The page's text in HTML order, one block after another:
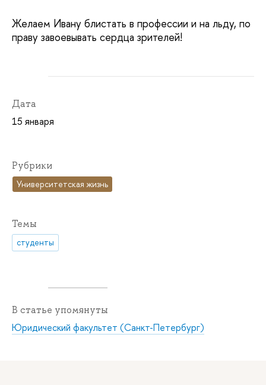
Желаем Ивану блистать в профессии и на льду, по
праву завоевывать сердца зрителей!
Дата
15 января
Рубрики
Университетская жизнь
Темы
студенты
В статье упомянуты
Юридический факультет (Санкт-Петербург)